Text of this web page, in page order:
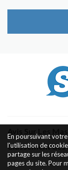
Classement des
En poursuivant
l'utilisation de
partage sur les
pages du site. Pour